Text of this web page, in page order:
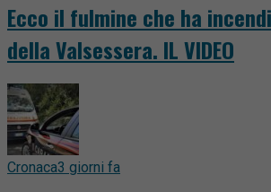
Ecco il fulmine che ha
della Valsessera. IL VIDEO
Cronaca3 giorni fa